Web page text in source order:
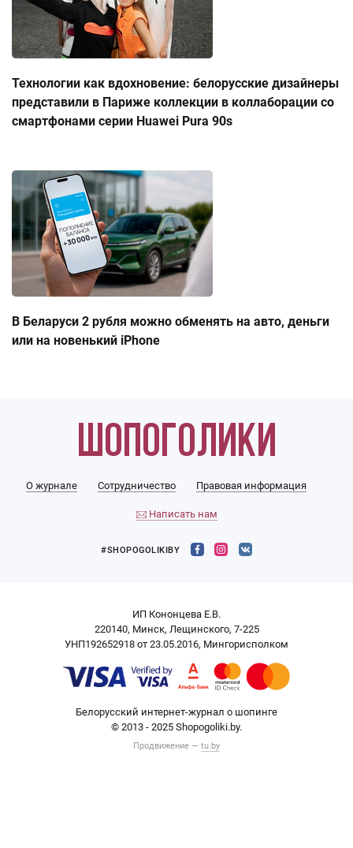
Технологии как вдохновение: белорусские дизайнеры
представили в Париже коллекции в коллаборации со
смартфонами серии Huawei Pura 90s
В Беларуси 2 рубля можно обменять на авто, деньги
или на новенький iPhone
О журнале Сотрудничество Правовая информация
Написать нам
#SHOPOGOLIKIBY
ИП Кононцева Е.В.
220140, Минск, Лещинского, 7-225
УНП192652918 от 23.05.2016, Мингорисполком
Белорусский интернет-журнал о шопинге
© 2013 - 2025 Shopogoliki.by.
Продвижение — tu.by